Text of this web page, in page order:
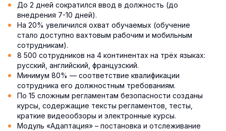
До 2 дней сократился ввод в должность (до
внедрения 7-10 дней).
На 20% увеличился охват обучаемых (обучение
стало доступно вахтовым рабочим и мобильным
сотрудникам).
8 500 сотрудников на 4 континентах на трёх языках:
русский, английский, французский.
Минимум 80% — соответствие квалификации
сотрудника его должностным требованиям.
По 15 сложным регламентам безопасности созданы
курсы, содержащие тексты регламентов, тесты,
краткие видеообзоры и электронные курсы.
Модуль «Адаптация» – постановка и отслеживание